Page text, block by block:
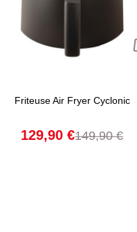
Friteuse Air Fryer Cyclonic
129,90 €149,90 €